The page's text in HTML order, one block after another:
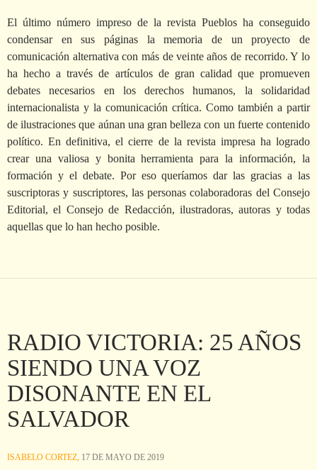
El último número impreso de la revista Pueblos ha conseguido
condensar en sus páginas la memoria de un proyecto de
comunicación alternativa con más de veinte años de recorrido. Y lo
ha hecho a través de artículos de gran calidad que promueven
debates necesarios en los derechos humanos, la solidaridad
internacionalista y la comunicación crítica. Como también a partir
de ilustraciones que aúnan una gran belleza con un fuerte contenido
político. En definitiva, el cierre de la revista impresa ha logrado
crear una valiosa y bonita herramienta para la información, la
formación y el debate. Por eso queríamos dar las gracias a las
suscriptoras y suscriptores, las personas colaboradoras del Consejo
Editorial, el Consejo de Redacción, ilustradoras, autoras y todas
aquellas que lo han hecho posible.
RADIO VICTORIA: 25 AÑOS
SIENDO UNA VOZ
DISONANTE EN EL
SALVADOR
ISABELO CORTEZ, 17 DE MAYO DE 2019